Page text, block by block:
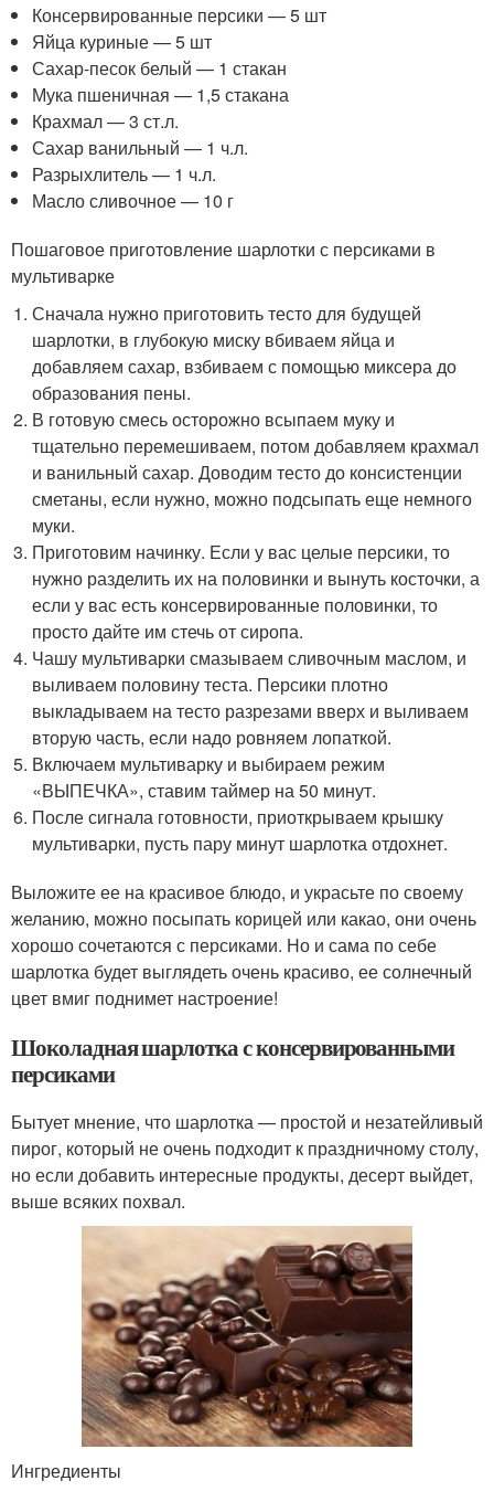
Консервированные персики — 5 шт
Яйца куриные — 5 шт
Сахар-песок белый — 1 стакан
Мука пшеничная — 1,5 стакана
Крахмал — 3 ст.л.
Сахар ванильный — 1 ч.л.
Разрыхлитель — 1 ч.л.
Масло сливочное — 10 г
Пошаговое приготовление шарлотки с персиками в
мультиварке
Сначала нужно приготовить тесто для будущей
шарлотки, в глубокую миску вбиваем яйца и
добавляем сахар, взбиваем с помощью миксера до
образования пены.
В готовую смесь осторожно всыпаем муку и
тщательно перемешиваем, потом добавляем крахмал
и ванильный сахар. Доводим тесто до консистенции
сметаны, если нужно, можно подсыпать еще немного
муки.
Приготовим начинку. Если у вас целые персики, то
нужно разделить их на половинки и вынуть косточки, а
если у вас есть консервированные половинки, то
просто дайте им стечь от сиропа.
Чашу мультиварки смазываем сливочным маслом, и
выливаем половину теста. Персики плотно
выкладываем на тесто разрезами вверх и выливаем
вторую часть, если надо ровняем лопаткой.
Включаем мультиварку и выбираем режим
«ВЫПЕЧКА», ставим таймер на 50 минут.
После сигнала готовности, приоткрываем крышку
мультиварки, пусть пару минут шарлотка отдохнет.
Выложите ее на красивое блюдо, и украсьте по своему
желанию, можно посыпать корицей или какао, они очень
хорошо сочетаются с персиками. Но и сама по себе
шарлотка будет выглядеть очень красиво, ее солнечный
цвет вмиг поднимет настроение!
Шоколадная шарлотка с консервированными
персиками
Бытует мнение, что шарлотка — простой и незатейливый
пирог, который не очень подходит к праздничному столу,
но если добавить интересные продукты, десерт выйдет,
выше всяких похвал.
Ингредиенты